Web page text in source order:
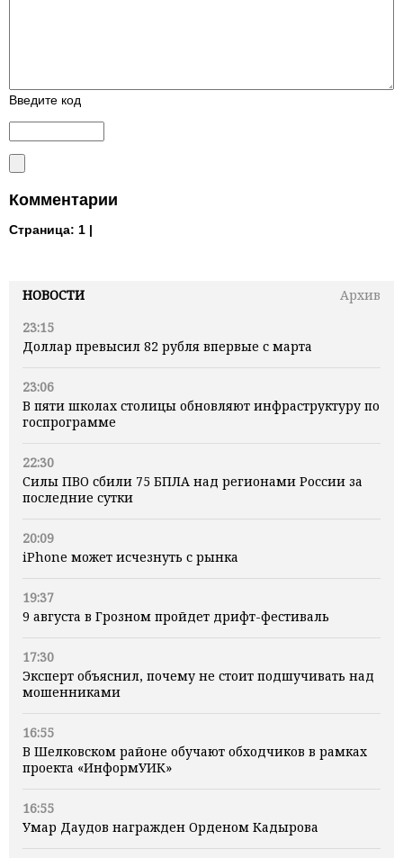
НОВОСТИ
Архив
23:15
Доллар превысил 82 рубля впервые с марта
23:06
В пяти школах столицы обновляют инфраструктуру по
госпрограмме
22:30
Силы ПВО сбили 75 БПЛА над регионами России за
последние сутки
20:09
iPhone может исчезнуть с рынка
19:37
9 августа в Грозном пройдет дрифт-фестиваль
17:30
Эксперт объяснил, почему не стоит подшучивать над
мошенниками
16:55
В Шелковском районе обучают обходчиков в рамках
проекта «ИнформУИК»
16:55
Умар Даудов награжден Орденом Кадырова
Введите код
Комментарии
Страница: 1 |